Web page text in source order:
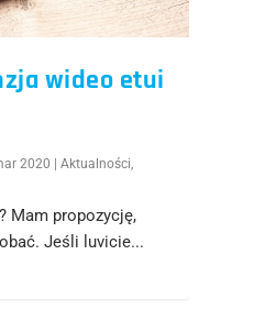
wideo etui
2020 |Aktualności,
Mam propozycję,
Jeśli luvicie...